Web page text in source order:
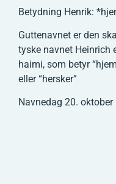
Betydning Henrik:
Guttenavnet er den
tyske navnet Heinrich
haimi, som betyr
eller “hersker”
Navnedag 20. oktober